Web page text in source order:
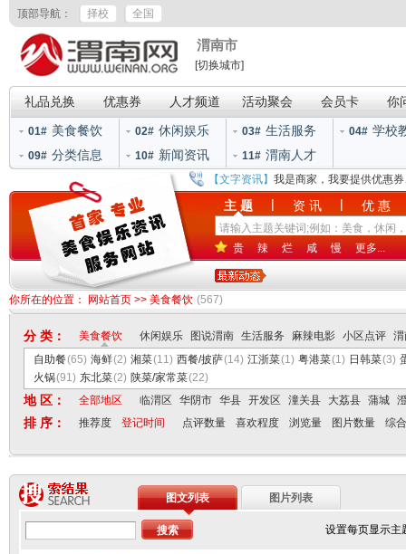
顶部导航： 择校 全国
渭南市
[切换城市]
礼品兑换 优惠券 人才频道 活动聚会 会员卡 你
01# 美食餐饮 02# 休闲娱乐 03# 生活服务 04# 学校
09# 分类信息 10# 新闻资讯 11# 渭南人才
【文字资讯】 我是商家，我要提供优惠
主 题 | 资 讯 | 优 惠
贵 辣 烂 咸 慢 更多...
你所在的位置： 网站首页 >> 美食餐饮 (567)
分 类： 美食餐饮 休闲娱乐 图说渭南 生活服务 麻辣电影 小区点评
自助餐(65) 海鲜(2) 湘菜(11) 西餐/披萨(14) 江浙菜(1) 粤港菜(1) 日韩菜(3)
火锅(91) 东北菜(2) 陕菜/家常菜(22)
地 区： 全部地区 临渭区 华阴市 华县 开发区 潼关县 大荔县 蒲城
排 序： 推荐度 登记时间 点评数量 喜欢程度 浏览量 图片数量 综
图文列表 图片列表
设置每页显示